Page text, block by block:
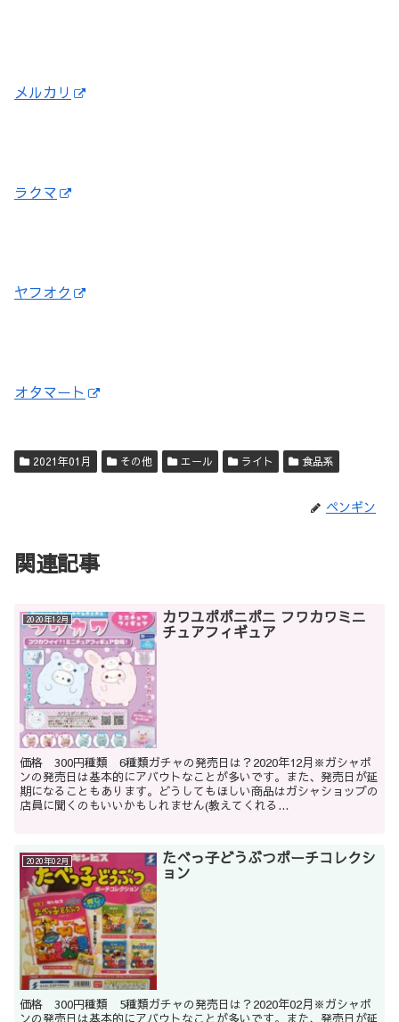
メルカリ
ラクマ
ヤフオク
オタマート
2021年01月 その他 エール ライト 食品系
ペンギン
関連記事
2020年12月 カワユポポニポニ フワカワミニ
チュアフィギュア
価格 300円種類 6種類ガチャの発売日は？2020年12月※ガシャポ
ンの発売日は基本的にアバウトなことが多いです。また、発売日が延
期になることもあります。どうしてもほしい商品はガシャショップの
店員に聞くのもいいかもしれません(教えてくれる...
2020年02月 たべっ子どうぶつポーチコレクシ
ョン
価格 300円種類 5種類ガチャの発売日は？2020年02月※ガシャポ
ンの発売日は基本的にアバウトなことが多いです。また、発売日が延